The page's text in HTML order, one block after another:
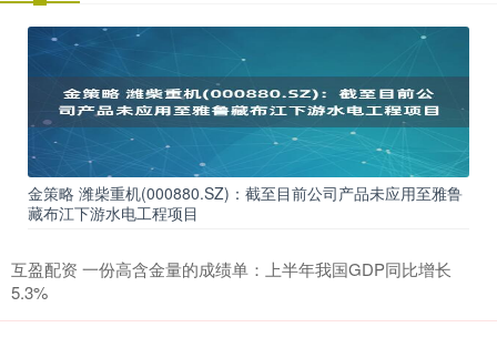
金策略 潍柴重机(000880.SZ)：截至目前公司产品未应用至雅鲁
藏布江下游水电工程项目
互盈配资 一份高含金量的成绩单：上半年我国GDP同比增长
5.3%